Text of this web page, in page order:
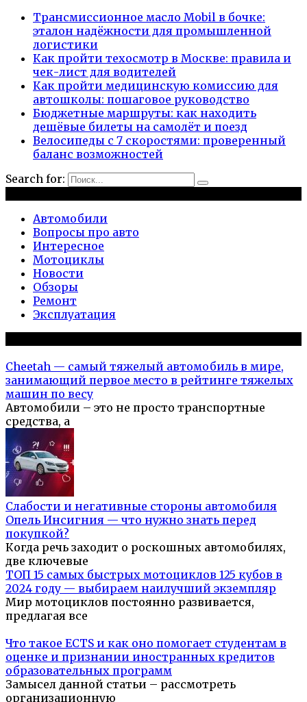
Трансмиссионное масло Mobil в бочке:
эталон надёжности для промышленной
логистики
Как пройти техосмотр в Москве: правила и
чек-лист для водителей
Как пройти медицинскую комиссию для
автошколы: пошаговое руководство
Бюджетные маршруты: как находить
дешёвые билеты на самолёт и поезд
Велосипеды с 7 скоростями: проверенный
баланс возможностей
Search for:
Автомобили
Вопросы про авто
Интересное
Мотоциклы
Новости
Обзоры
Ремонт
Эксплуатация
Cheetah — самый тяжелый автомобиль в мире,
занимающий первое место в рейтинге тяжелых
машин по весу
Автомобили – это не просто транспортные
средства, а
Слабости и негативные стороны автомобиля
Опель Инсигния — что нужно знать перед
покупкой?
Когда речь заходит о роскошных автомобилях,
две ключевые
ТОП 15 самых быстрых мотоциклов 125 кубов в
2024 году — выбираем наилучший экземпляр
Мир мотоциклов постоянно развивается,
предлагая все
Что такое ECTS и как оно помогает студентам в
оценке и признании иностранных кредитов
образовательных программ
Замысел данной статьи – рассмотреть
организационную